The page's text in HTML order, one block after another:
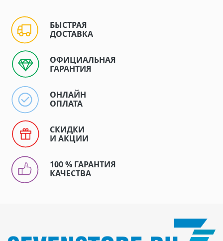
БЫСТРАЯ
ДОСТАВКА
ОФИЦИАЛЬНАЯ
ГАРАНТИЯ
ОНЛАЙН
ОПЛАТА
СКИДКИ
И АКЦИИ
100 % ГАРАНТИЯ
КАЧЕСТВА